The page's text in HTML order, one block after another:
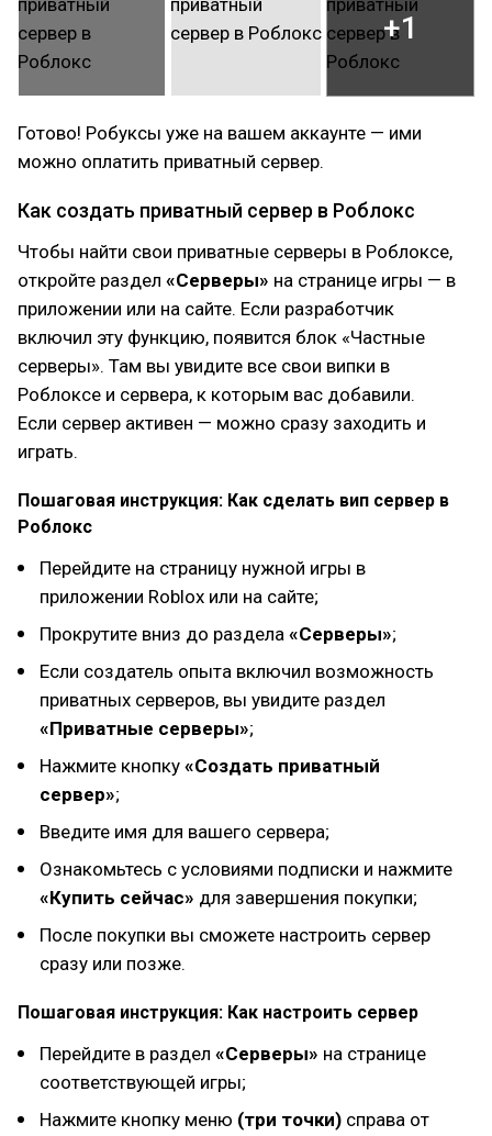
+1
Готово! Робуксы уже на вашем аккаунте — ими
можно оплатить приватный сервер.
Как создать приватный сервер в Роблокс
Чтобы найти свои приватные серверы в Роблоксе,
откройте раздел «Серверы» на странице игры — в
приложении или на сайте. Если разработчик
включил эту функцию, появится блок «Частные
серверы». Там вы увидите все свои випки в
Роблоксе и сервера, к которым вас добавили.
Если сервер активен — можно сразу заходить и
играть.
Пошаговая инструкция: Как сделать вип сервер в
Роблокс
Перейдите на страницу нужной игры в
приложении Roblox или на сайте;
Прокрутите вниз до раздела «Серверы»;
Если создатель опыта включил возможность
приватных серверов, вы увидите раздел
«Приватные серверы»;
Нажмите кнопку «Создать приватный
сервер»;
Введите имя для вашего сервера;
Ознакомьтесь с условиями подписки и нажмите
«Купить сейчас» для завершения покупки;
После покупки вы сможете настроить сервер
сразу или позже.
Пошаговая инструкция: Как настроить сервер
Перейдите в раздел «Серверы» на странице
соответствующей игры;
Нажмите кнопку меню (три точки) справа от